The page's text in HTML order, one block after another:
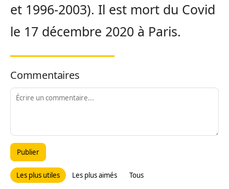
et 1996-2003). Il est mort du Covid
le 17 décembre 2020 à Paris.
Commentaires
Publier
Les plus utiles Les plus aimés Tous